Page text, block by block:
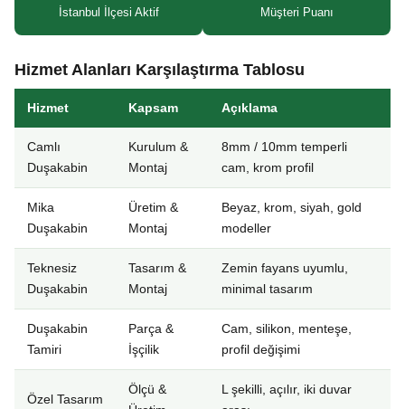
İstanbul İlçesi Aktif Müşteri Puanı
Hizmet Alanları Karşılaştırma Tablosu
Hizmet Kapsam Açıklama
Camlı
Duşakabin
Kurulum &
Montaj
8mm / 10mm temperli
cam, krom profil
Mika
Duşakabin
Üretim &
Montaj
Beyaz, krom, siyah, gold
modeller
Teknesiz
Duşakabin
Tasarım &
Montaj
Zemin fayans uyumlu,
minimal tasarım
Duşakabin
Tamiri
Parça &
İşçilik
Cam, silikon, menteşe,
profil değişimi
Özel Tasarım
Ölçü &
L şekilli, açılır, iki duvar